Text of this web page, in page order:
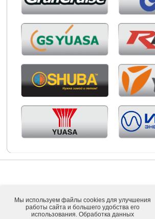
Copyright © 2026. ООО
Мы используем файлы cookies для улучшения
работы сайта и большего удобства его
использования. Обработка данных